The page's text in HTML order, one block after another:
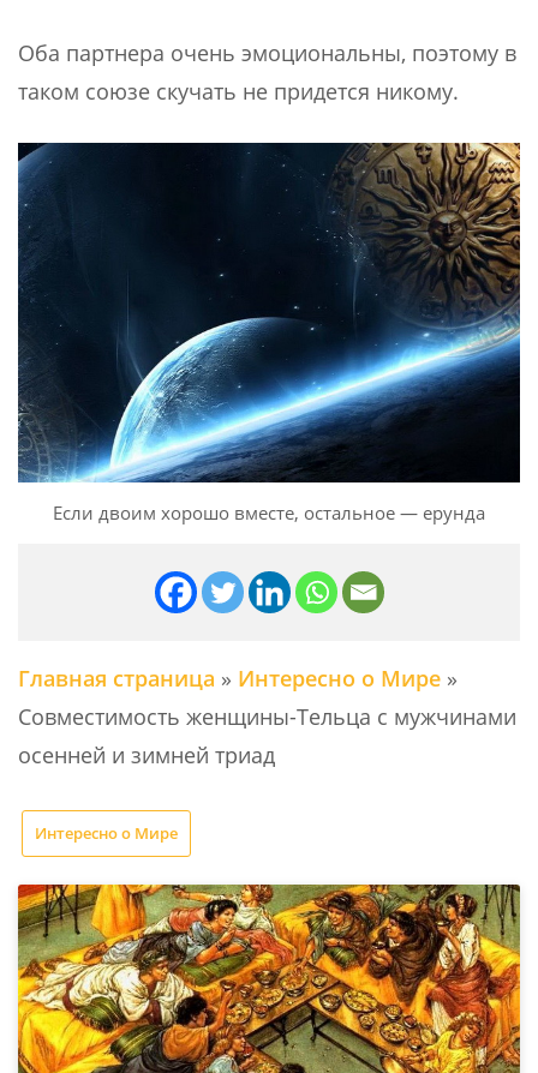
Оба партнера очень эмоциональны, поэтому в
таком союзе скучать не придется никому.
Если двоим хорошо вместе, остальное — ерунда
Главная страница » Интересно о Мире »
Совместимость женщины-Тельца с мужчинами
осенней и зимней триад
Интересно о Мире